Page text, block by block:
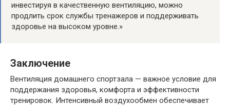
инвестируя в качественную вентиляцию, можно
продлить срок службы тренажеров и поддерживать
здоровье на высоком уровне.»
Заключение
Вентиляция домашнего спортзала — важное условие для
поддержания здоровья, комфорта и эффективности
тренировок. Интенсивный воздухообмен обеспечивает